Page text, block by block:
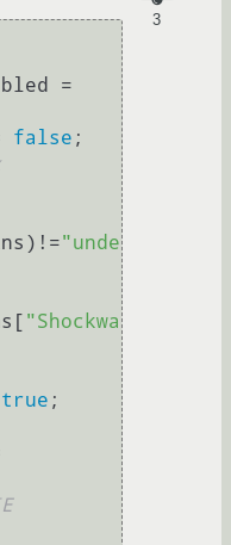
3
false ;
)!="unde
[ "Shockwa
true ;